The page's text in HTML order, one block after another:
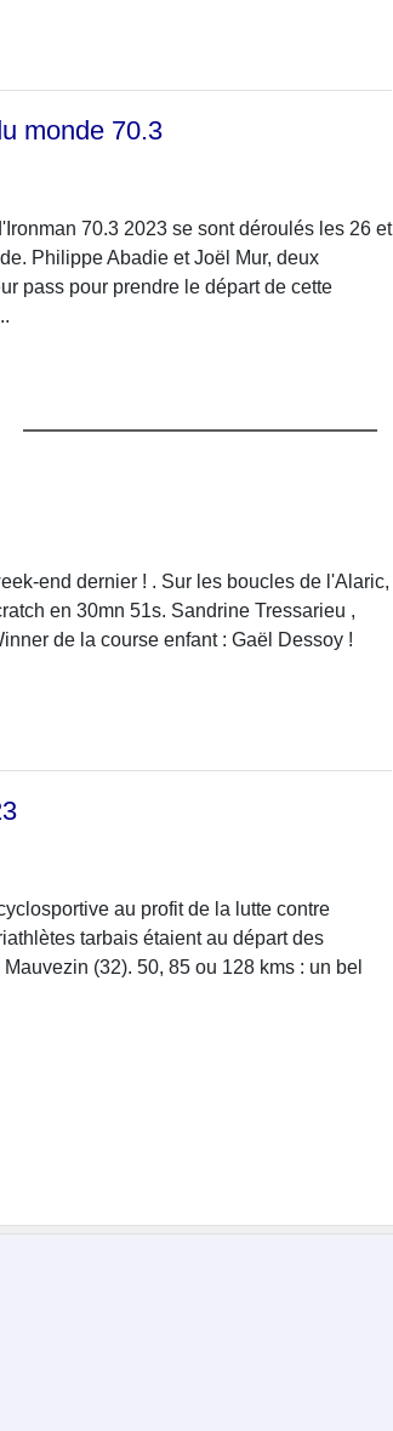
monde 70.3
70.3 2023 se sont déroulés les 26 et
Philippe Abadie et Joël Mur, deux
pass pour prendre le départ de cette
end dernier ! . Sur les boucles de l'Alaric,
en 30mn 51s. Sandrine Tressarieu ,
de la course enfant : Gaël Dessoy !
au profit de la lutte contre
tarbais étaient au départ des
(32). 50, 85 ou 128 kms : un bel